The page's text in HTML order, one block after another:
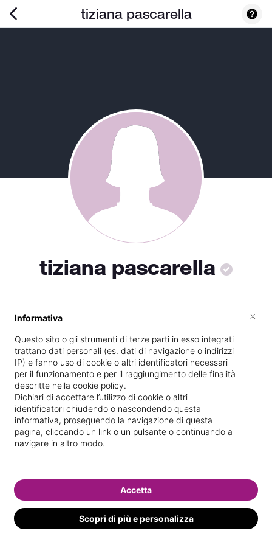
tiziana pascarella
tiziana pascarella
Specializzata in
benessere
Vedi le informazioni di tiziana
Informativa
Questo sito o gli strumenti di terze parti in esso integrati
trattano dati personali (es. dati di navigazione o indirizzi
IP) e fanno uso di cookie o altri identificatori necessari
per il funzionamento e per il raggiungimento delle finalità
descritte nella cookie policy.
Dichiari di accettare l’utilizzo di cookie o altri
identificatori chiudendo o nascondendo questa
informativa, proseguendo la navigazione di questa
pagina, cliccando un link o un pulsante o continuando a
navigare in altro modo.
Scopri di più e personalizza
Accetta
×